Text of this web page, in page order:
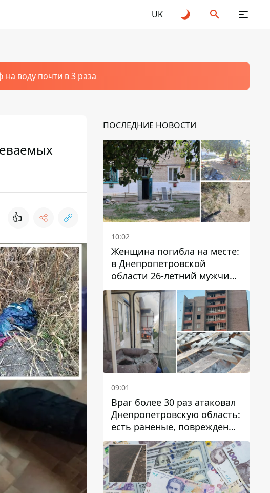
UK
воду почти в 3 раза
👍
ПОСЛЕДНИЕ НОВОСТИ
10:02
Женщина погибла на месте:
в Днепропетровской
области 26-летний мужчина
избил трех человек
металлическим предметом
09:01
Враг более 30 раз атаковал
Днепропетровскую область:
есть раненые, повреждены
лицей, дома и предприятия